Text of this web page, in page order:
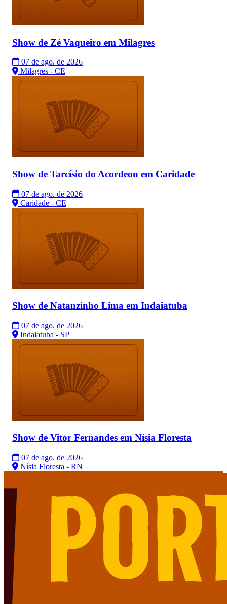
Show de Zé Vaqueiro em Milagres
07 de ago. de 2026
Milagres - CE
Show de Tarcísio do Acordeon em Caridade
07 de ago. de 2026
Caridade - CE
Show de Natanzinho Lima em Indaiatuba
07 de ago. de 2026
Indaiatuba - SP
Show de Vitor Fernandes em Nísia Floresta
07 de ago. de 2026
Nísia Floresta - RN